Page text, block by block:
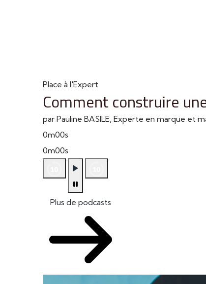
Place à l'Expert
Comment construire
par Pauline BASILE, Experte en marque et
0m00s
0m00s
Plus de podcasts